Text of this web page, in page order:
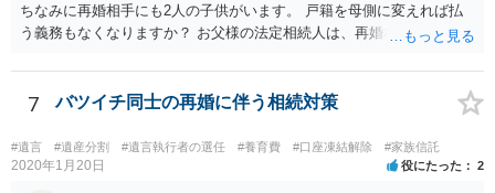
ちなみに再婚相手にも2人の子供がいます。 戸籍を母側に変えれば払
う義務もなくなりますか？ お父様の法定相続人は、再婚相手とご相談
戸籍がどこにあるのかは関係ありません。 ただし、お父様が亡くなっ
たことを知ってから３か月以内に家庭裁判所にて「相続放棄」の手続
7 バツイチ同士の再婚に伴う相続対策
#遺言 #遺産分割 #遺言執行者の選任 #養育費 #口座凍結解除 #家族信託
2020年1月20日 役にたった 2